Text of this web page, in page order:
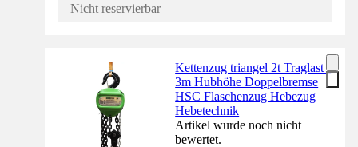
Nicht reservierbar
Kettenzug triangel 2t Traglast -
3m Hubhöhe Doppelbremse
HSC Flaschenzug Hebezug
Hebetechnik
Artikel wurde noch nicht
bewertet.